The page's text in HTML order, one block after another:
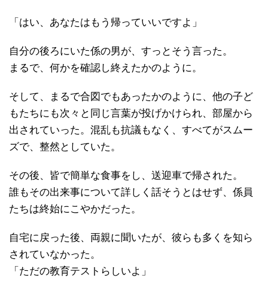
「はい、あなたはもう帰っていいですよ」
自分の後ろにいた係の男が、すっとそう言った。
まるで、何かを確認し終えたかのように。
そして、まるで合図でもあったかのように、他の子ど
もたちにも次々と同じ言葉が投げかけられ、部屋から
出されていった。混乱も抗議もなく、すべてがスムー
ズで、整然としていた。
その後、皆で簡単な食事をし、送迎車で帰された。
誰もその出来事について詳しく話そうとはせず、係員
たちは終始にこやかだった。
自宅に戻った後、両親に聞いたが、彼らも多くを知ら
されていなかった。
「ただの教育テストらしいよ」